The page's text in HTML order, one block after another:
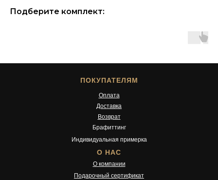
Подберите комплект:
ПОКУПАТЕЛЯМ
О НАС
Оплата
Доставка
Брафиттинг
Индивидуальная примерка
Возврат
Подарочный сертификат
О компании